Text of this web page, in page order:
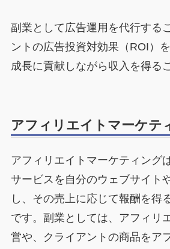
副業として広告運用を代行する
ントの広告投資対効果（ROI）
成長に貢献しながら収入を得る
アフィリエイトマーケテ
アフィリエイトマーケティング
サービスを自分のウェブサイト
し、その売上に応じて報酬を得
です。副業としては、アフィリ
営や、クライアントの商品をア